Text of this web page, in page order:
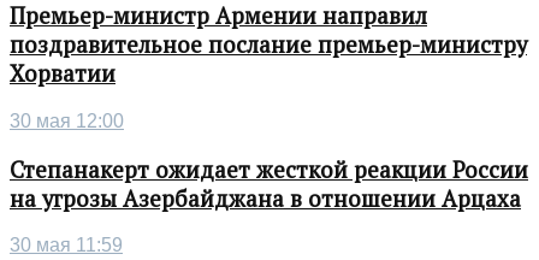
Премьер-министр Армении направил
поздравительное послание премьер-министру
Хорватии
30 мая 12:00
Степанакерт ожидает жесткой реакции России
на угрозы Азербайджана в отношении Арцаха
30 мая 11:59